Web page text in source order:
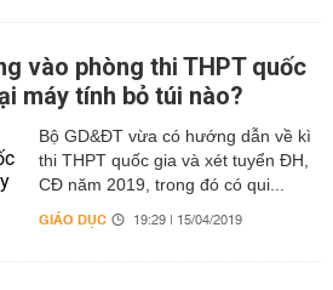
vào phòng thi THPT quốc
máy tính bỏ túi nào?
Bộ GD&ĐT vừa có hướng dẫn về kì
thi THPT quốc gia và xét tuyển ĐH,
CĐ năm 2019, trong đó có qui...
GIÁO DỤC 19:29 | 15/04/2019